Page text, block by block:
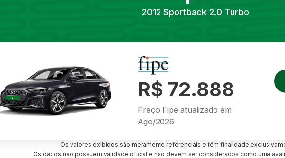
2012 Sportback 2.0 Turbo
R$ 72.888
Preço Fipe atualizado em
Ago/2026
Os valores exibidos são meramente referenciais e têm finalidade
Os dados não possuem validade oficial e não devem ser considerados como uma